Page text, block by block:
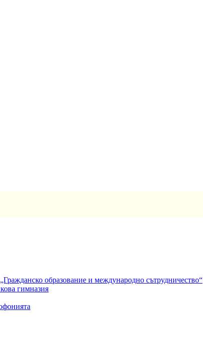
образование и международно сътрудничество“
гимназия